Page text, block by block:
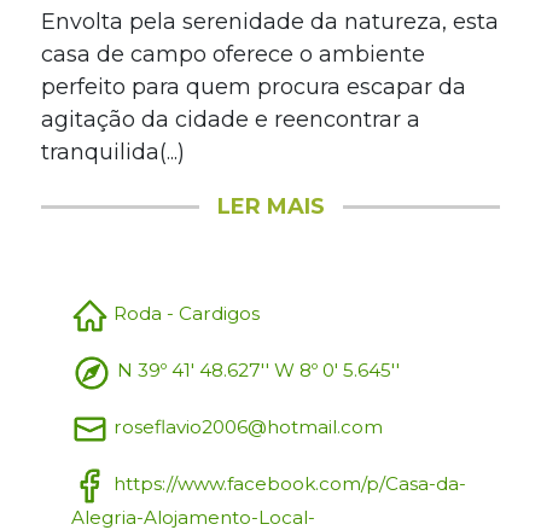
Envolta pela serenidade da natureza, esta
casa de campo oferece o ambiente
perfeito para quem procura escapar da
agitação da cidade e reencontrar a
tranquilida(...)
LER MAIS
Roda - Cardigos
N 39º 41' 48.627'' W 8º 0' 5.645''
roseflavio2006@hotmail.com
https://www.facebook.com/p/Casa-da-
Alegria-Alojamento-Local-